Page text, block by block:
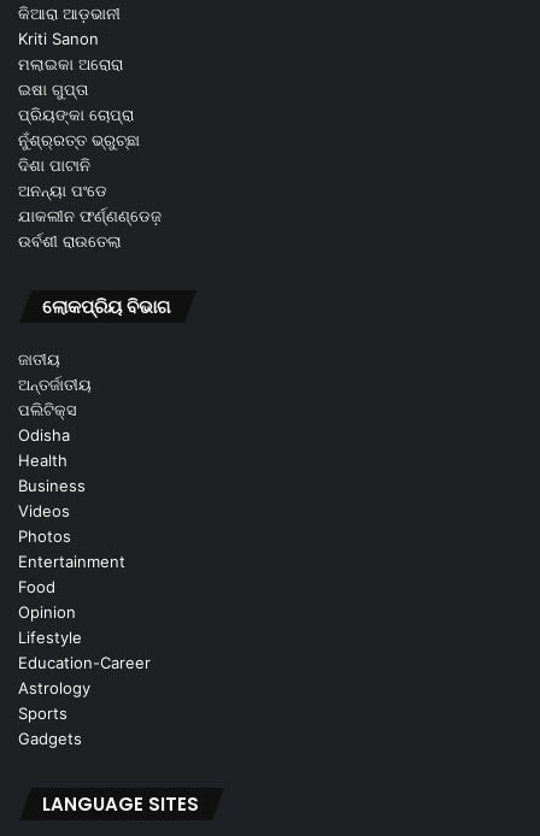
କିଆରା ଆଡ଼ଭାନୀ
Kriti Sanon
ମଲାଇକା ଅରୋରା
ଇଷା ଗୁପ୍ତା
ପ୍ରିୟଙ୍କା ଚୋପ୍ରା
ନୁଁଶ୍ର୍ରତ୍ତ ଭ୍ରୁଚ୍ଛା
ଦିଶା ପାଟାନି
ଅନନ୍ୟା ପଂଡେ
ଯାକଲୀନ ଫର୍ଣ୍ଣଣ୍ଡେଜ଼
ଉର୍ବଶୀ ରାଉତେଲା
ଲୋକପ୍ରିୟ ବିଭାଗ
ଜାତୀୟ
ଅନ୍ତର୍ଜାତୀୟ
ପଲିଟିକ୍ସ
Odisha
Health
Business
Videos
Photos
Entertainment
Food
Opinion
Lifestyle
Education-Career
Astrology
Sports
Gadgets
LANGUAGE SITES